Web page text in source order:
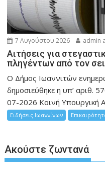
7 Αυγούστου 2026 admin
Αιτήσεις για
πληγέντων από τον
Ο Δήμος Ιωαννιτών
δημοσιεύθηκε η υπ’ αριθ.
07-2026 Κοινή Υπουργική
Ειδήσεις Ιωαννίνων
Ακούστε ζωντανά